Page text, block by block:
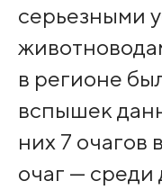
серьезными
в регионе
вспышек
них 7 очагов
очаг —